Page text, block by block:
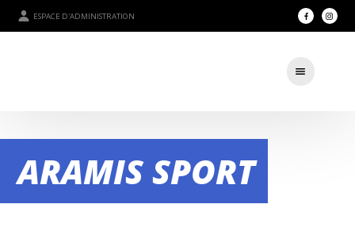
ESPACE D'ADMINISTRATION
ARAMIS SPORT